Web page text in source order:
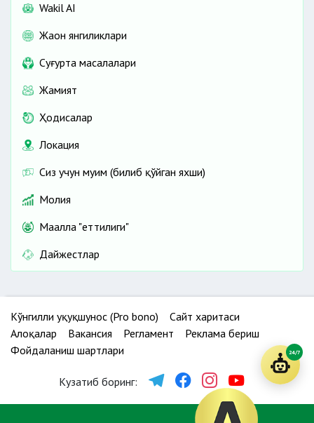
Wakil AI
Жаҳон янгиликлари
Cуғурта масалалари
Жамият
Ҳодисалар
Локация
Сиз учун муҳим (билиб қўйган яхши)
Молия
Маҳалла "еттилиги"
Дайжестлар
Кўнгилли ҳуқуқшунос (Pro bono)
Сайт харитаси
Алоқалар
Вакансия Регламент
Реклама бериш
Фойдаланиш шартлари
Кузатиб боринг:
24/7